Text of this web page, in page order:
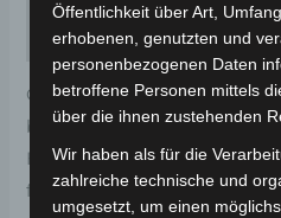
Rezensionen (0)
Original-Ersatzteil für den
bremssattel für optimale
Haltbarkeit. Weitere
findest du hier:Volta Motor
Öffentlichkeit über Art,
erhobenen, genutzten und
personenbezogenen Daten
betroffene Personen mittels
über die ihnen zustehenden
Wir haben als für die
zahlreiche technische und
umgesetzt, um einen